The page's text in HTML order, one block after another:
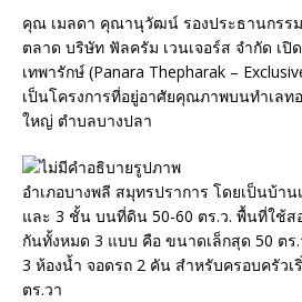
คุณ เมลดา คุณานุวัฒน์ รองประธานกรร
ตลาด บริษัท ฟัลครัม เวนเจอร์ส จำกัด เปิ
เทพารักษ์ (Panara Thepharak –
เป็นโครงการที่อยู่อาศัยคุณภาพบนทำเล
ใหญ่ ตำบลบางปลา
อำเภอบางพลี สมุทรปราการ โดยเป็นบ้าน
และ 3 ชั้น บนที่ดิน 50-60 ตร.ว. พื้นที่ใช้ส
กันทั้งหมด 3 แบบ คือ ขนาดเล็กสุด 50 ต
3 ห้องน้ำ จอดรถ 2 คัน สำหรับครอบครัว
ตร.วา